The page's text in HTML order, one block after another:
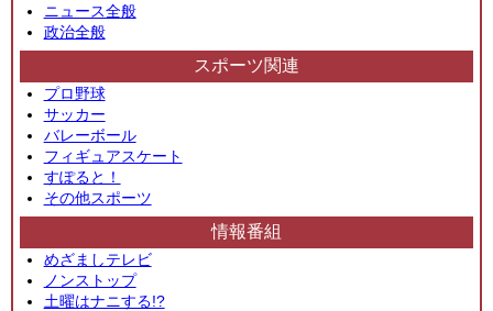
ニュース全般
政治全般
スポーツ関連
プロ野球
サッカー
バレーボール
フィギュアスケート
すぽると！
その他スポーツ
情報番組
めざましテレビ
ノンストップ
土曜はナニする!?